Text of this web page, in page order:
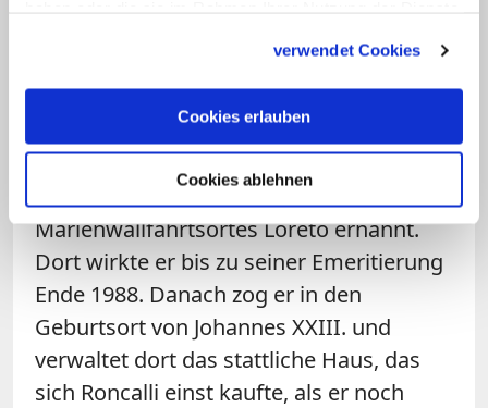
verwendet Cookies
Cookies erlauben
Cookies ablehnen
Privatsekretär. Nach dem Tod des
Konzilspastes wurde Capovilla von
dessen Nachfolger Paul VI. 1967
zunächst zum Erzbischof von Chieti und
1971 zum Leiter des vielbesuchten
Marienwallfahrtsortes Loreto ernannt.
Dort wirkte er bis zu seiner Emeritierung
Ende 1988. Danach zog er in den
Geburtsort von Johannes XXIII. und
verwaltet dort das stattliche Haus, das
sich Roncalli einst kaufte, als er noch